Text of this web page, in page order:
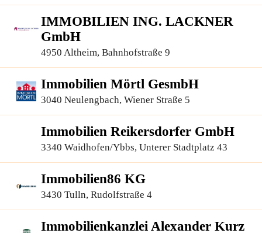
IMMOBILIEN ING. LACKNER
GmbH
4950 Altheim, Bahnhofstraße 9
Immobilien Mörtl GesmbH
3040 Neulengbach, Wiener Straße 5
Immobilien Reikersdorfer GmbH
3340 Waidhofen/Ybbs, Unterer Stadtplatz 43
Immobilien86 KG
3430 Tulln, Rudolfstraße 4
Immobilienkanzlei Alexander Kurz